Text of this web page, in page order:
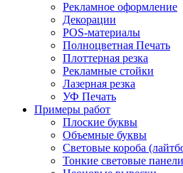
Рекламное оформление
Декорации
POS-материалы
Полноцветная Печать
Плоттерная резка
Рекламные стойки
Лазерная резка
УФ Печать
Примеры работ
Плоские буквы
Объемные буквы
Световые короба
Тонкие световые панели